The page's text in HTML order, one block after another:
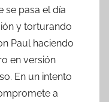
se pasa el día
y torturando
Paul haciendo
en versión
En un intento
a